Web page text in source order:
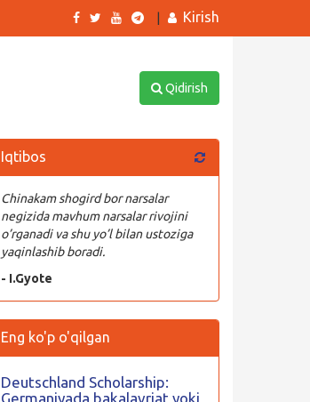
Kirish
Qidirish
Iqtibos
Chinakam shogird bor narsalar
negizida mavhum narsalar rivojini
o’rganadi va shu yo’l bilan ustoziga
yaqinlashib boradi.
- I.Gyote
Eng ko'p o'qilgan
Deutschland Scholarship:
Germaniyada bakalavriat yoki